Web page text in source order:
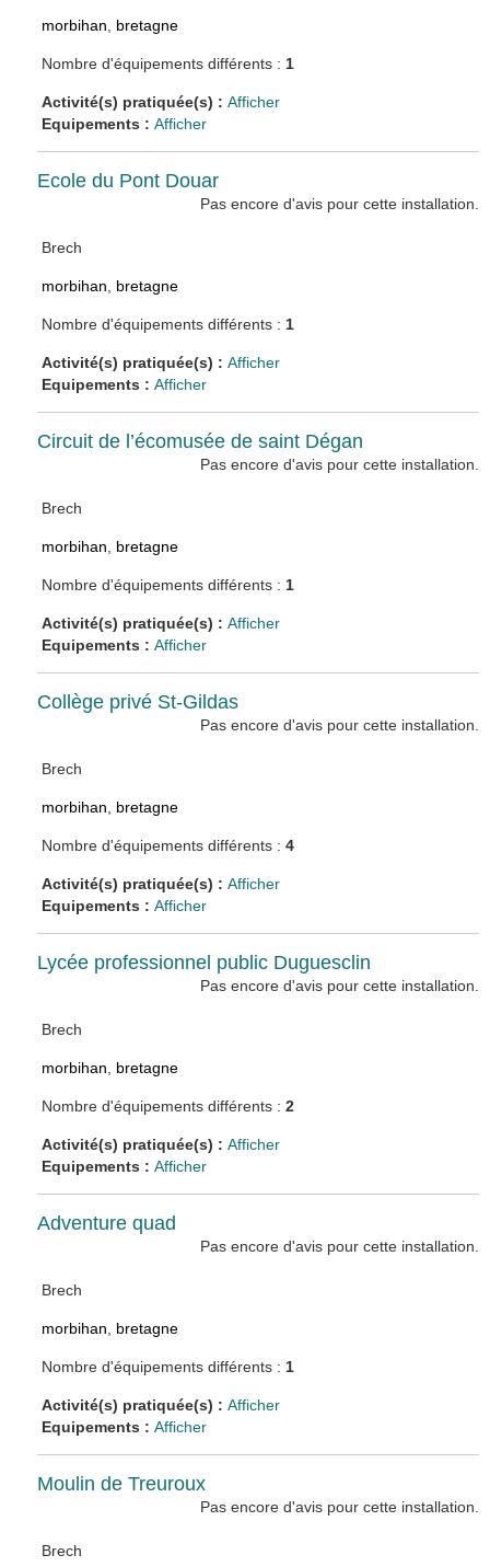
morbihan bretagne
Nombre d'équipements différents : 1
Activité(s) pratiquée(s) :Afficher
Equipements :Afficher
Ecole du Pont Douar
Pas encore d'avis pour cette installation.
Brech
morbihan bretagne
Nombre d'équipements différents : 1
Activité(s) pratiquée(s) :Afficher
Equipements :Afficher
Circuit de l’écomusée de saint Dégan
Pas encore d'avis pour cette installation.
Brech
morbihan bretagne
Nombre d'équipements différents : 1
Activité(s) pratiquée(s) :Afficher
Equipements :Afficher
Collège privé St-Gildas
Pas encore d'avis pour cette installation.
Brech
morbihan bretagne
Nombre d'équipements différents :4
Activité(s) pratiquée(s) :Afficher
Equipements :Afficher
Lycée professionnel public Duguesclin
Pas encore d'avis pour cette installation.
Brech
morbihan bretagne
Nombre d'équipements différents :2
Activité(s) pratiquée(s) :Afficher
Equipements :Afficher
Adventure quad
Pas encore d'avis pour cette installation.
Brech
morbihan bretagne
Nombre d'équipements différents : 1
Activité(s) pratiquée(s) :Afficher
Equipements :Afficher
Moulin de Treuroux
Pas encore d'avis pour cette installation.
Brech